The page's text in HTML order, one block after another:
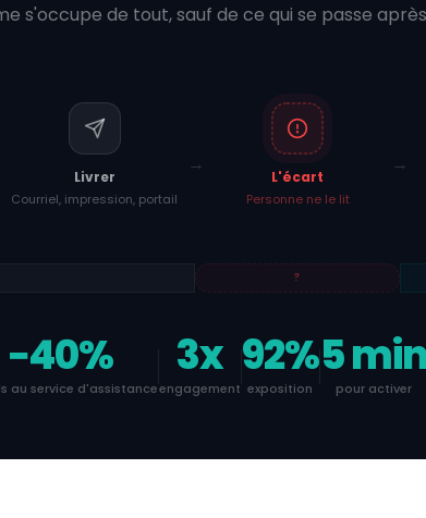
s'occupe de tout, sauf de ce qui se passe
Livrer
Courriel, impression, portail
L'écart
Personne ne le lit
?
−40%
au service d'assistance
3x
engagement
92%
exposition
5 min
pour activer